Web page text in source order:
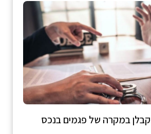
קבלן במקרה של פגמים בנכס